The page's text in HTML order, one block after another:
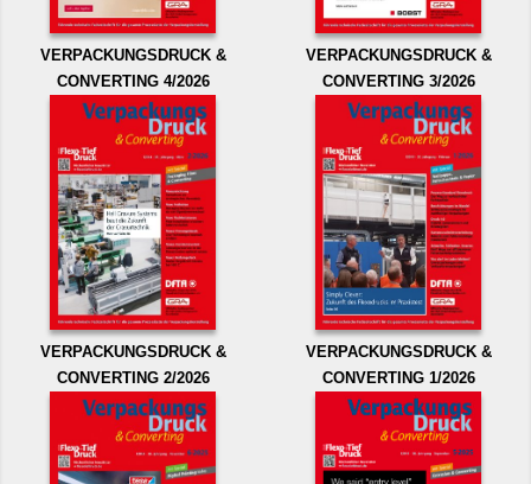
VERPACKUNGSDRUCK &
CONVERTING 4/2026
VERPACKUNGSDRUCK &
CONVERTING 3/2026
VERPACKUNGSDRUCK &
CONVERTING 2/2026
VERPACKUNGSDRUCK &
CONVERTING 1/2026